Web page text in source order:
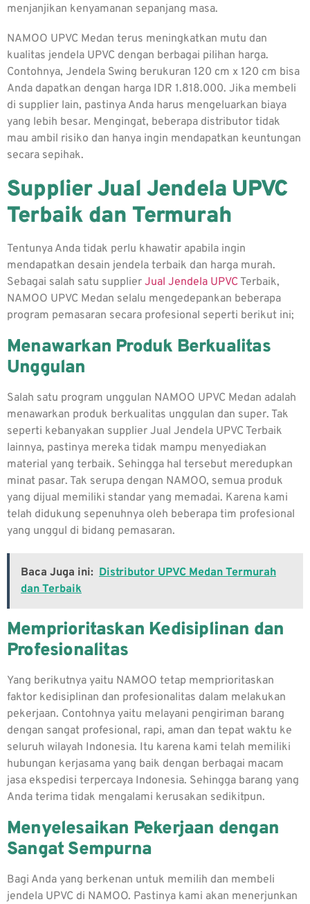
menjanjikan kenyamanan sepanjang masa.
NAMOO UPVC Medan terus meningkatkan mutu dan
kualitas jendela UPVC dengan berbagai pilihan harga.
Contohnya, Jendela Swing berukuran 120 cm x 120 cm bisa
Anda dapatkan dengan harga IDR 1.818.000. Jika membeli
di supplier lain, pastinya Anda harus mengeluarkan biaya
yang lebih besar. Mengingat, beberapa distributor tidak
mau ambil risiko dan hanya ingin mendapatkan keuntungan
secara sepihak.
Supplier Jual Jendela UPVC
Terbaik dan Termurah
Tentunya Anda tidak perlu khawatir apabila ingin
mendapatkan desain jendela terbaik dan harga murah.
Sebagai salah satu supplier Jual Jendela UPVC Terbaik,
NAMOO UPVC Medan selalu mengedepankan beberapa
program pemasaran secara profesional seperti berikut ini;
Menawarkan Produk Berkualitas
Unggulan
Salah satu program unggulan NAMOO UPVC Medan adalah
menawarkan produk berkualitas unggulan dan super. Tak
seperti kebanyakan supplier Jual Jendela UPVC Terbaik
lainnya, pastinya mereka tidak mampu menyediakan
material yang terbaik. Sehingga hal tersebut meredupkan
minat pasar. Tak serupa dengan NAMOO, semua produk
yang dijual memiliki standar yang memadai. Karena kami
telah didukung sepenuhnya oleh beberapa tim profesional
yang unggul di bidang pemasaran.
Baca Juga ini: Distributor UPVC Medan Termurah
dan Terbaik
Memprioritaskan Kedisiplinan dan
Profesionalitas
Yang berikutnya yaitu NAMOO tetap memprioritaskan
faktor kedisiplinan dan profesionalitas dalam melakukan
pekerjaan. Contohnya yaitu melayani pengiriman barang
dengan sangat profesional, rapi, aman dan tepat waktu ke
seluruh wilayah Indonesia. Itu karena kami telah memiliki
hubungan kerjasama yang baik dengan berbagai macam
jasa ekspedisi terpercaya Indonesia. Sehingga barang yang
Anda terima tidak mengalami kerusakan sedikitpun.
Menyelesaikan Pekerjaan dengan
Sangat Sempurna
Bagi Anda yang berkenan untuk memilih dan membeli
jendela UPVC di NAMOO. Pastinya kami akan menerjunkan